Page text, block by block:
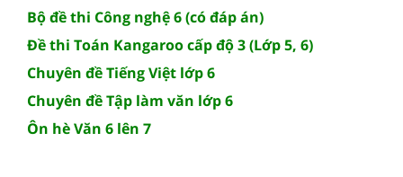
Bộ đề thi Công nghệ 6 (có đáp án)
Đề thi Toán Kangaroo cấp độ 3 (Lớp 5, 6)
Chuyên đề Tiếng Việt lớp 6
Chuyên đề Tập làm văn lớp 6
Ôn hè Văn 6 lên 7